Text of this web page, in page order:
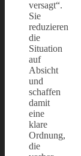
versagt“.
Sie
reduzieren
die
Situation
auf
Absicht
und
schaffen
damit
eine
klare
Ordnung,
die